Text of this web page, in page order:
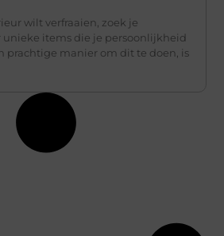
wilt verfraaien, zoek je
items die je persoonlijkheid
prachtige manier om dit te doen, is